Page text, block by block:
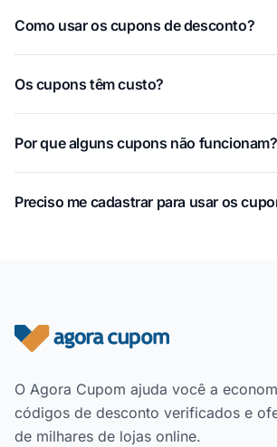
Como usar os cupons de desconto?
Os cupons têm custo?
Por que alguns cupons não funcionam?
Preciso me cadastrar para usar os
Rodapé do site
O Agora Cupom ajuda você a
códigos de desconto verificados e
de milhares de lojas online.